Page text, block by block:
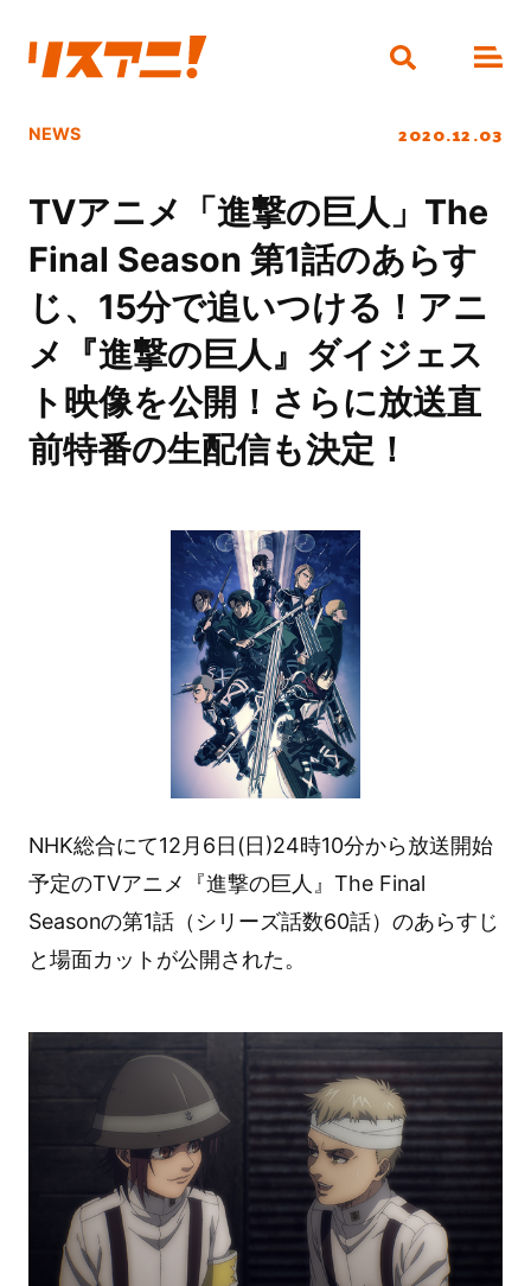
NEWS 2020.12.03
TVアニメ「進撃の巨人」The
Final Season 第1話のあらす
じ、15分で追いつける！アニ
メ『進撃の巨人』ダイジェス
ト映像を公開！さらに放送直
前特番の生配信も決定！
NHK総合にて12月6日(日)24時10分から放送開始
予定のTVアニメ『進撃の巨人』The Final
Seasonの第1話（シリーズ話数60話）のあらすじ
と場面カットが公開された。